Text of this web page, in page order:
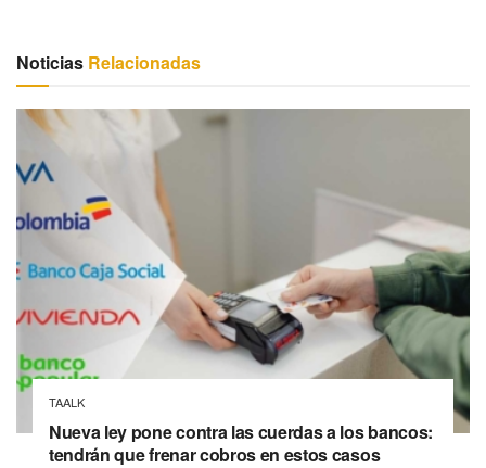
Noticias Relacionadas
TAALK
Nueva ley pone contra las cuerdas a los bancos:
tendrán que frenar cobros en estos casos